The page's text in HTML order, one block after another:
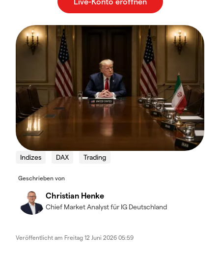
Indizes DAX Trading
Geschrieben von
Christian Henke
Chief Market Analyst für IG Deutschland
Veröffentlicht am Freitag 12 Juni 2026 05:59